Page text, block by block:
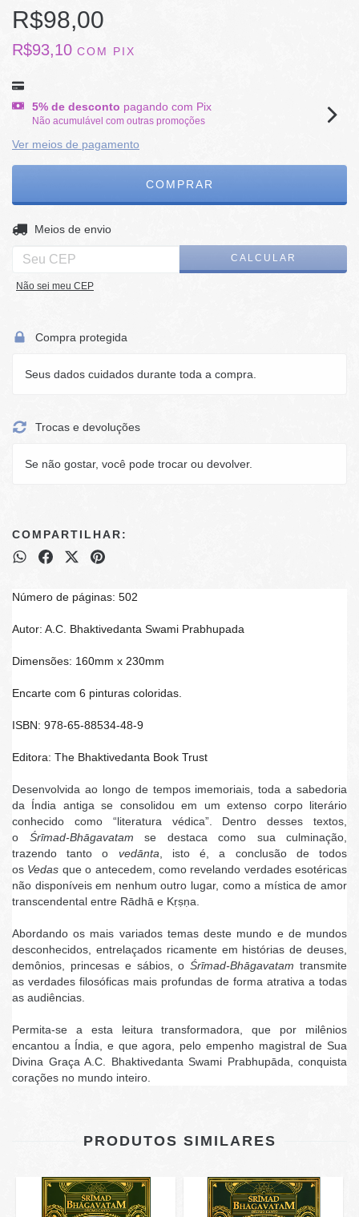
R$98,00
R$93,10 COM PIX
5% de desconto pagando com Pix
Não acumulável com outras promoções
Ver meios de pagamento
Entregas para o CEP:
Meios de envio
CALCULAR
Não sei meu CEP
Compra protegida
Seus dados cuidados durante toda a compra.
Trocas e devoluções
Se não gostar, você pode trocar ou devolver.
COMPARTILHAR:
Número de páginas: 502
Autor: A.C. Bhaktivedanta Swami Prabhupada
Dimensões: 160mm x 230mm
Encarte com 6 pinturas coloridas.
ISBN: 978-65-88534-48-9
Editora: The Bhaktivedanta Book Trust
Desenvolvida ao longo de tempos imemoriais, toda a sabedoria
da Índia antiga se consolidou em um extenso corpo literário
conhecido como “literatura védica”. Dentro desses textos,
o Śrīmad-Bhāgavatam se destaca como sua culminação,
trazendo tanto o vedānta , isto é, a conclusão de todos
os Vedas que o antecedem, como revelando verdades esotéricas
não disponíveis em nenhum outro lugar, como a mística de amor
transcendental entre Rādhā e Kṛṣṇa.
Abordando os mais variados temas deste mundo e de mundos
desconhecidos, entrelaçados ricamente em histórias de deuses,
demônios, princesas e sábios, oŚrīmad-Bhāgavatam transmite
as verdades filosóficas mais profundas de forma atrativa a todas
as audiências.
Permita-se a esta leitura transformadora, que por milênios
encantou a Índia, e que agora, pelo empenho magistral de Sua
Divina Graça A.C. Bhaktivedanta Swami Prabhupāda, conquista
corações no mundo inteiro.
PRODUTOS SIMILARES